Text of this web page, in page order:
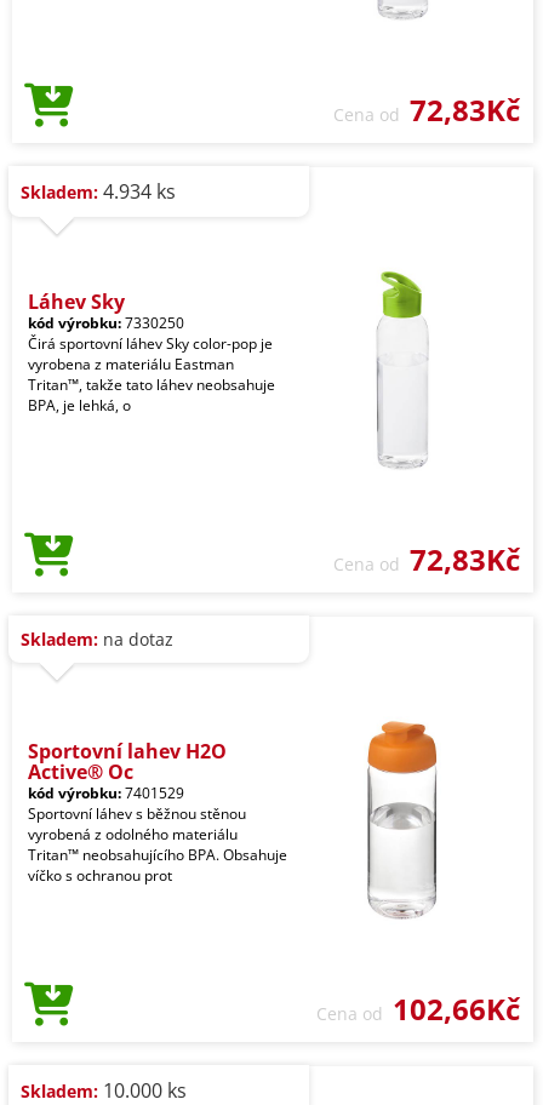
Cena od 72,83Kč
Skladem: 4.934 ks
Láhev Sky
kód výrobku:7330250
Čirá sportovní láhev Sky color-pop je
vyrobena z materiálu Eastman
Tritan™, takže tato láhev neobsahuje
BPA, je lehká, o
Cena od 72,83Kč
Skladem: na dotaz
Sportovní lahev H2O
Active® Oc
kód výrobku:7401529
Sportovní láhev s běžnou stěnou
vyrobená z odolného materiálu
Tritan™ neobsahujícího BPA. Obsahuje
víčko s ochranou prot
Cena od 102,66Kč
Skladem: 10.000 ks